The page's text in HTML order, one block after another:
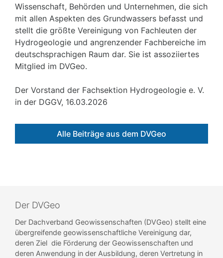
Wissenschaft, Behörden und Unternehmen, die sich
mit allen Aspekten des Grundwassers befasst und
stellt die größte Vereinigung von Fachleuten der
Hydrogeologie und angrenzender Fachbereiche im
deutschsprachigen Raum dar. Sie ist assoziiertes
Mitglied im DVGeo.
Der Vorstand der Fachsektion Hydrogeologie e. V.
in der DGGV, 16.03.2026
Alle Beiträge aus dem DVGeo
Der DVGeo
Der Dachverband Geowissenschaften (DVGeo) stellt eine
übergreifende geowissenschaftliche Vereinigung dar,
deren Ziel die Förderung der Geowissenschaften und
deren Anwendung in der Ausbildung, deren Vertretung in